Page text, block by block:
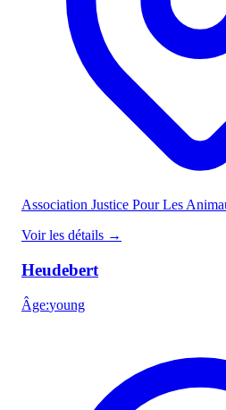
Association Justice Pour Les
Voir les détails →
Heudebert
Âge:young